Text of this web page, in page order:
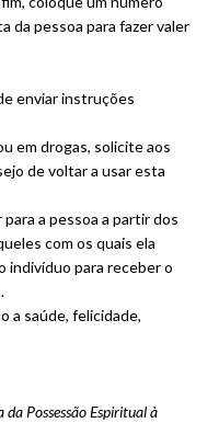
da pessoa para fazer valer
enviar instruções
em drogas, solicite aos
de voltar a usar esta
a pessoa a partir dos
com os quais ela
indivíduo para receber o
a saúde, felicidade,
Possessão Espiritual à